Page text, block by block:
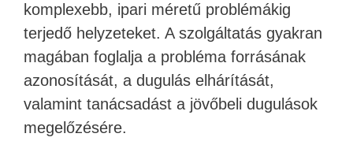
komplexebb, ipari méretű problémákig
terjedő helyzeteket. A szolgáltatás gyakran
magában foglalja a probléma forrásának
azonosítását, a dugulás elhárítását,
valamint tanácsadást a jövőbeli dugulások
megelőzésére.